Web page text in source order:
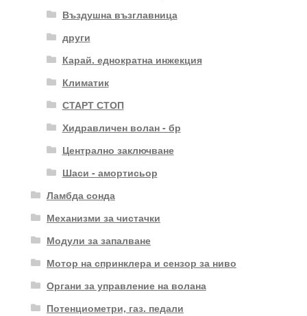
Въздушна възглавница
други
Карай. еднократна инжекция
Климатик
СТАРТ СТОП
Хидравличен волан - бр
Централно заключване
Шаси - амортисьор
Ламбда сонда
Механизми за чистачки
Модули за запалване
Мотор на спринклера и сензор за ниво
Органи за управление на волана
Потенциометри, газ. педали